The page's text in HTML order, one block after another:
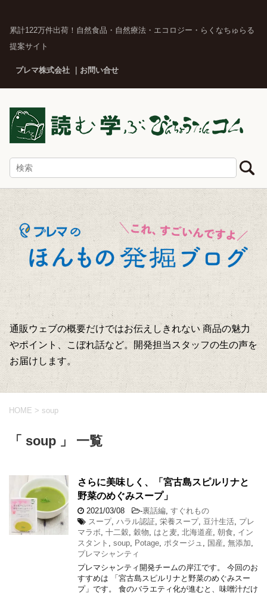
累計122万件出荷！自然食品・自然療法・エコロジー・らくなちゅらる
提案サイト
プレマ株式会社 お問い合せ
通販ウェブの概要だけではお伝えしきれない 商品の魅力
やポイント、こぼれ話など。開発担当スタッフの生の声を
お届けします。
HOME > soup
「 soup 」 一覧
さらに美味しく、「宮古島スピルリナと
野菜のめぐみスープ」
2021/03/08 -裏話編, すぐれもの
スープ, ハラル認証, 栄養スープ, 豆汁生活, プレ
マラボ, 十二穀, 穀物, はと麦, 北海道産, 朝食, イン
スタント , soup, Potage, ポタージュ , 国産, 無添加,
プレマシャンティ
プレマシャンティ開発チームの岸江です。 今回のお
すすめは 「宮古島スピルリナと野菜のめぐみスー
プ」です。 食のバラエティ化が進むと、味噌汁だけ